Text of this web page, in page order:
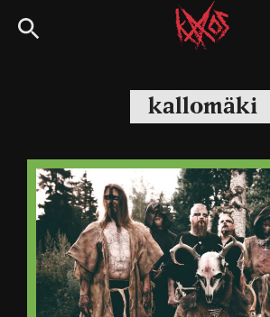
Siirry
suoraan
Kaaoszine
kallomäki